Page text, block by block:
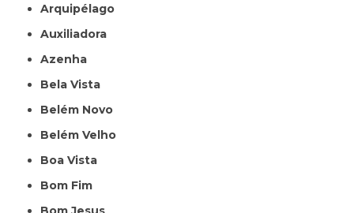
Arquipélago
Auxiliadora
Azenha
Bela Vista
Belém Novo
Belém Velho
Boa Vista
Bom Fim